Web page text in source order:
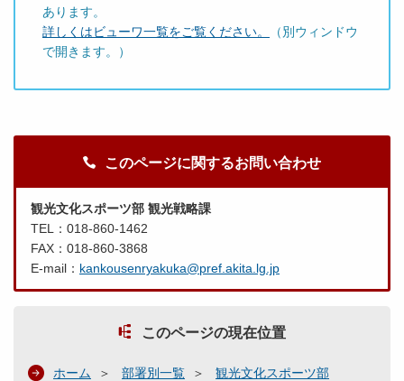
あります。
詳しくはビューワ一覧をご覧ください。
（別ウィンドウ
で開きます。）
このページに関するお問い合わせ
観光文化スポーツ部 観光戦略課
TEL：018-860-1462
FAX：018-860-3868
E-mail： kankousenryakuka@pref.akita.lg.jp
このページの現在位置
ホーム 部署別一覧
観光文化スポーツ部